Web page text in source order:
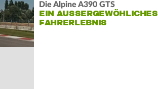
Die Alpine A390 GTS
EIN AUSSERGEWÖHLICHES F
AHRERLEBNIS